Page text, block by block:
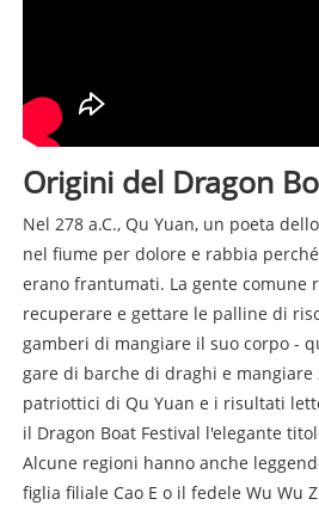
Origini del Dragon
Nel 278 a.C., Qu Yuan, un poeta
nel fiume per dolore e rabbia
erano frantumati. La gente comune
recuperare e gettare le palline di
gamberi di mangiare il suo corpo -
gare di barche di draghi e
patriottici di Qu Yuan e i risultati
il Dragon Boat Festival l'elegante
Alcune regioni hanno anche
figlia filiale Cao E o il fedele Wu Wu